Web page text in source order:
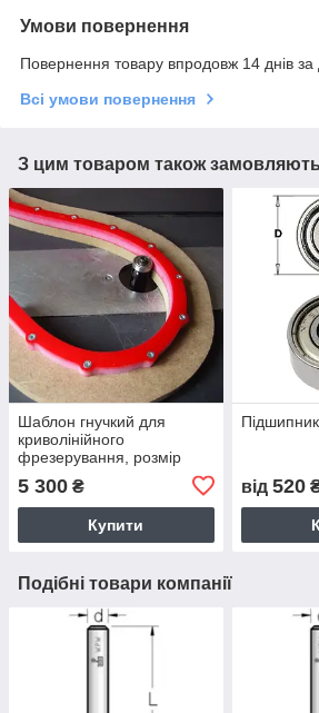
Умови повернення
Повернення товару впродовж 14 днів за
Всі умови повернення
З цим товаром також замовляють
Шаблон гнучкий для
криволінійного
фрезерування, розмір
5 300 ₴
Купити
від 520
Подібні товари компанії